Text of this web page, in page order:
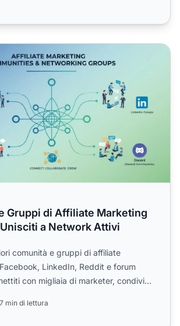
di Affiliate Marketing nel 2025 |
Gruppi di Affiliate Marketing
a Network Attivi
comunità e gruppi di affiliate
LinkedIn, Reddit e forum
con migliaia di marketer, condividi
7 min di lettura